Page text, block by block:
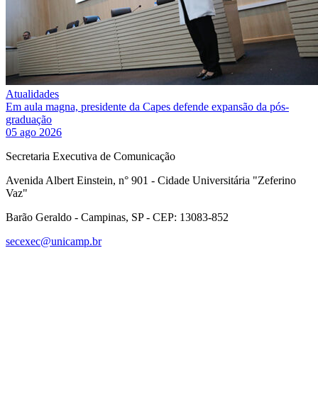
Atualidades
Em aula magna, presidente da Capes defende expansão da pós-
graduação
05 ago 2026
Secretaria Executiva de Comunicação
Avenida Albert Einstein, n° 901 - Cidade Universitária "Zeferino
Vaz"
Barão Geraldo - Campinas, SP - CEP: 13083-852
secexec@unicamp.br